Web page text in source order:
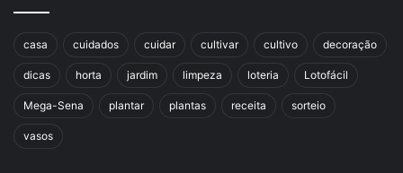
casa cuidados cuidar cultivar cultivo decoração
dicas horta jardim limpeza loteria Lotofácil
Mega-Sena plantar plantas receita sorteio
vasos